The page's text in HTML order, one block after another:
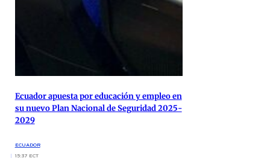
Ecuador apuesta por educación y empleo en
su nuevo Plan Nacional de Seguridad 2025-
2029
ECUADOR
15:37 ECT